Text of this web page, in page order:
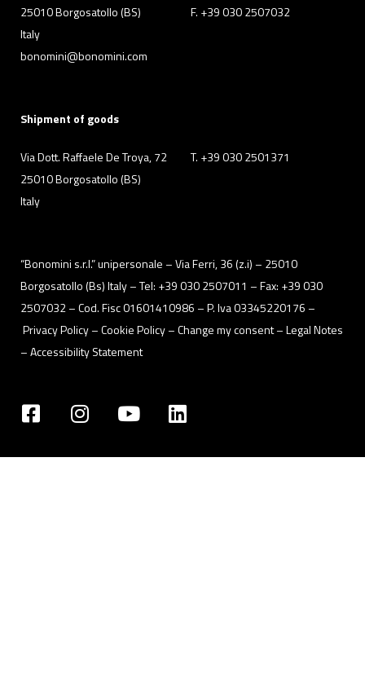
25010 Borgosatollo (BS)
Italy
F. +39 030 2507032
bonomini@bonomini.com
Shipment of goods
Via Dott. Raffaele De Troya, 72
25010 Borgosatollo (BS)
Italy
T. +39 030 2501371
“Bonomini s.r.l.” unipersonale – Via Ferri, 36 (z.i) – 25010
Borgosatollo (Bs) Italy – Tel: +39 030 2507011 – Fax: +39 030
2507032 – Cod. Fisc 01601410986 – P. Iva 03345220176 –
Privacy Policy– Cookie Policy –Change my consent–Legal Notes
–Accessibility Statement